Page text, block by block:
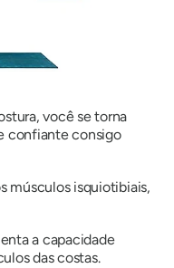
você se torna
confiante consigo
músculos isquiotibiais,
a capacidade
das costas.